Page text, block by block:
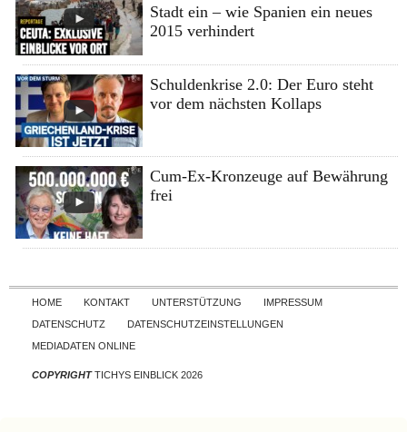
Stadt ein – wie Spanien ein neues
2015 verhindert
Schuldenkrise 2.0: Der Euro steht
vor dem nächsten Kollaps
Cum-Ex-Kronzeuge auf Bewährung
frei
Skip to content
HOME KONTAKT UNTERSTÜTZUNG
IMPRESSUM
DATENSCHUTZ
DATENSCHUTZEINSTELLUNGEN
MEDIADATEN ONLINE
COPYRIGHTTICHYS EINBLICK 2026